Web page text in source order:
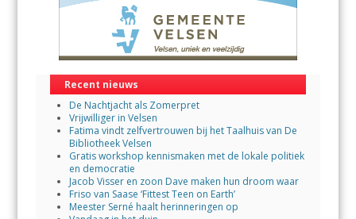
Recent nieuws
De Nachtjacht als Zomerpret
Vrijwilliger in Velsen
Fatima vindt zelfvertrouwen bij het Taalhuis van De
Bibliotheek Velsen
Gratis workshop kennismaken met de lokale politiek
en democratie
Jacob Visser en zoon Dave maken hun droom waar
Friso van Saase ‘Fittest Teen on Earth’
Meester Serné haalt herinneringen op